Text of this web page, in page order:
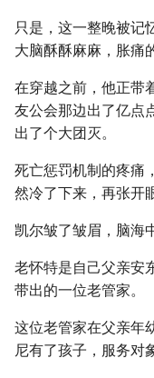
只是，这一整晚被记
大脑酥酥麻麻，胀痛
在穿越之前，他正带
友公会那边出了亿点
出了个大团灭。
死亡惩罚机制的疼痛
然冷了下来，再张开
凯尔皱了皱眉，脑海
老怀特是自己父亲安
带出的一位老管家。
这位老管家在父亲年
尼有了孩子，服务对